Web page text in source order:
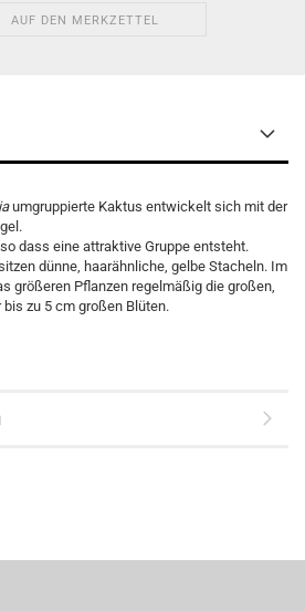
AUF DEN MERKZETTEL
umgruppierte Kaktus entwickelt sich mit der
dass eine attraktive Gruppe entsteht.
dünne, haarähnliche, gelbe Stacheln. Im
größeren Pflanzen regelmäßig die großen,
zu 5 cm großen Blüten.